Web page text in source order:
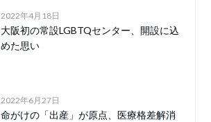
2022年4月18日
大阪初の常設LGBTQセンター、開設に込
めた思い
2022年6月27日
命がけの「出産」が原点、医療格差解消